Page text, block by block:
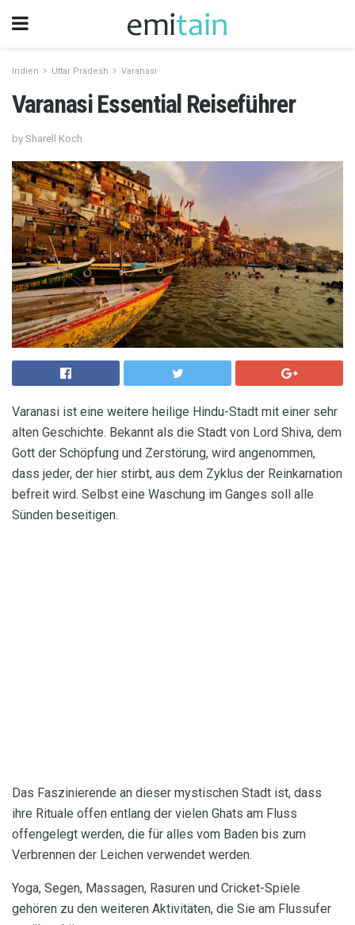
Indien Uttar Pradesh Varanasi
Varanasi Essential Reiseführer
by Sharell Koch
Varanasi ist eine weitere heilige Hindu-Stadt mit einer sehr
alten Geschichte. Bekannt als die Stadt von Lord Shiva, dem
Gott der Schöpfung und Zerstörung, wird angenommen,
dass jeder, der hier stirbt, aus dem Zyklus der Reinkarnation
befreit wird. Selbst eine Waschung im Ganges soll alle
Sünden beseitigen.
Das Faszinierende an dieser mystischen Stadt ist, dass
ihre Rituale offen entlang der vielen Ghats am Fluss
offengelegt werden, die für alles vom Baden bis zum
Verbrennen der Leichen verwendet werden.
Yoga, Segen, Massagen, Rasuren und Cricket-Spiele
gehören zu den weiteren Aktivitäten, die Sie am Flussufer